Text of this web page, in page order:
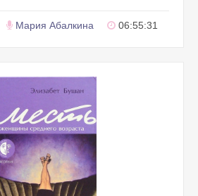
Мария Абалкина 06:55:31